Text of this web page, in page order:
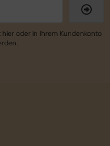
oder in Ihrem Kundenkonto